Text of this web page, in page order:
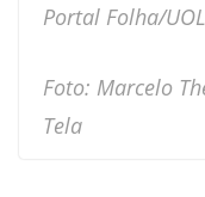
Portal Folha/UOL
Foto: Marcelo
Tela